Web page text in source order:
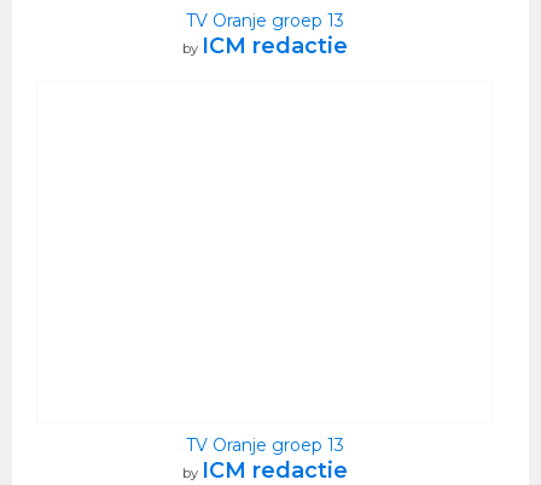
TV Oranje groep 13
by ICM redactie
TV Oranje groep 13
by ICM redactie